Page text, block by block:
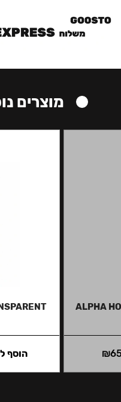
מוצרים
ALPHA
₪ הוסף